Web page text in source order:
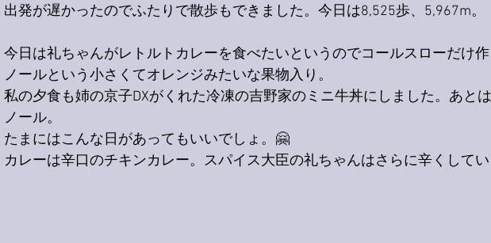
出発が遅かったのでふたりで散歩もできました。今日は8,525歩、5,967m。
今日は礼ちゃんがレトルトカレーを食べたいというのでコールスローだけ
ノールという小さくてオレンジみたいな果物入り。
私の夕食も姉の京子DXがくれた冷凍の吉野家のミニ牛丼にしました。あと
ノール。
たまにはこんな日があってもいいでしょ。🤗
カレーは辛口のチキンカレー。スパイス大臣の礼ちゃんはさらに辛くして